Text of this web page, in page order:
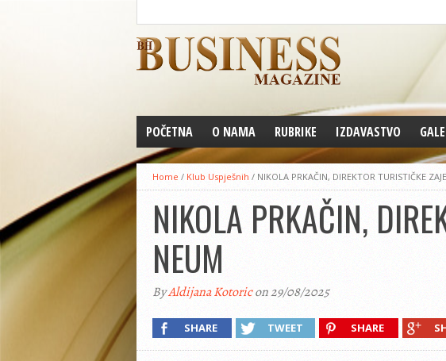
POČETNA O NAMA RUBRIKE IZDAVASTVO
Home / Klub Uspješnih / NIKOLA PRKAČIN, DIREKTOR TURISTIČKE
NIKOLA PRKAČIN,
NEUM
ByAldijana Kotoricon 29/08/2025
SHARE TWEET SHARE